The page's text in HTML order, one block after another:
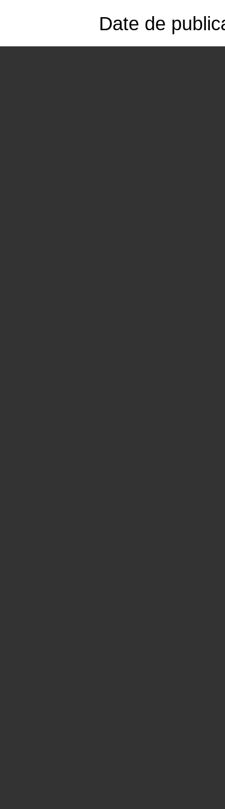
Date de